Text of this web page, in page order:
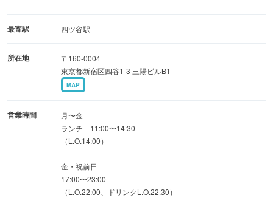
駅近の落ち着いた和空間。この時期、歓送迎会はもちろん
最寄駅 四ツ谷駅
所在地
〒160-0004
東京都新宿区四谷1-3 三陽ビルB1
MAP
営業時間
月〜金
ランチ 11:00〜14:30
（L.O.14:00）
金・祝前日
17:00〜23:00
（L.O.22:00、ドリンクL.O.22:30）